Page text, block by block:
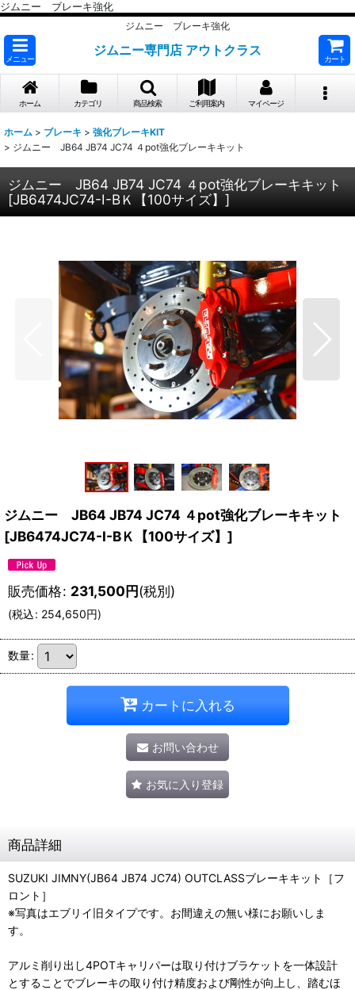
ジムニー ブレーキ強化
ジムニー ブレーキ強化
メニュー
ジムニー専門店 アウトクラス
カート
ホーム カテゴリ 商品検索 ご利用案内 マイページ
ホーム > ブレーキ > 強化ブレーキKIT
> ジムニー JB64 JB74 JC74 ４pot強化ブレーキキット
ジムニー JB64 JB74 JC74 ４pot強化ブレーキキット
[JB6474JC74-I-BＫ【100サイズ】 ]
ジムニー JB64 JB74 JC74 ４pot強化ブレーキキット
[JB6474JC74-I-BＫ【100サイズ】 ]
販売価格: 231,500円(税別)
(税込: 254,650円)
数量:
カートに入れる
お問い合わせ
お気に入り登録
商品詳細
SUZUKI JIMNY(JB64 JB74 JC74) OUTCLASSブレーキキット［フ
ロント］
※写真はエブリイ旧タイプです。お間違えの無い様にお願いしま
す。
アルミ削り出し4POTキャリパーは取り付けブラケットを一体設計
とすることでブレーキの取り付け精度および剛性が向上し、踏むほ